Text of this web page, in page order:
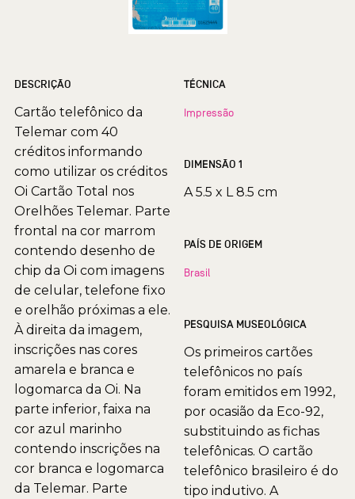
DESCRIÇÃO
Cartão telefônico da
Telemar com 40
créditos informando
como utilizar os créditos
Oi Cartão Total nos
Orelhões Telemar. Parte
frontal na cor marrom
contendo desenho de
chip da Oi com imagens
de celular, telefone fixo
e orelhão próximas a ele.
À direita da imagem,
inscrições nas cores
amarela e branca e
logomarca da Oi. Na
parte inferior, faixa na
cor azul marinho
contendo inscrições na
cor branca e logomarca
da Telemar. Parte
TÉCNICA
Impressão
DIMENSÃO 1
A 5.5 x L 8.5 cm
PAÍS DE ORIGEM
Brasil
PESQUISA MUSEOLÓGICA
Os primeiros cartões
telefônicos no país
foram emitidos em 1992,
por ocasião da Eco-92,
substituindo as fichas
telefônicas. O cartão
telefônico brasileiro é do
tipo indutivo. A